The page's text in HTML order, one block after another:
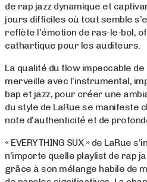
de rap jazz dynamique et
jours difficiles où tout semble
reflète l’émotion de ras-le-bol,
cathartique pour les auditeurs.
La qualité du flow impeccable de
merveille avec l’instrumental,
bap et jazz, pour créer une
du style de LaRue se manifeste
note d’authenticité et de
« EVERYTHING SUX » de LaRue
n’importe quelle playlist de rap
grâce à son mélange habile de